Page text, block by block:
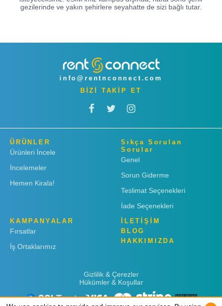
gezilerinde ve yakın şehirlere seyahatte de sizi bağlı tutar.
info@rentnconnect.com
BİZİ TAKİP ET
ÜRÜNLER
Ürünleri İncele
İncelemeler
Hemen Kirala!
Sıkça Sorulan
Sorular
Genel
Sorun Giderme
Teslimat Seçenekleri
İade Seçenekleri
KAMPANYALAR
Fırsatlar
İş Ortaklarımız
İLETİŞİM
BLOG
HAKKIMIZDA
Gizlilik & Çerezler
Hükümler & Koşullar